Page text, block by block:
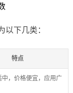
以下几类：
特点
中，价格便宜，应用广